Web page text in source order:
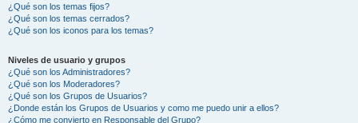
¿Qué son los temas fijos?
¿Qué son los temas cerrados?
¿Qué son los iconos para los temas?
Niveles de usuario y grupos
¿Qué son los Administradores?
¿Qué son los Moderadores?
¿Qué son los Grupos de Usuarios?
¿Donde están los Grupos de Usuarios y como me puedo unir a ellos?
¿Cómo me convierto en Responsable del Grupo?